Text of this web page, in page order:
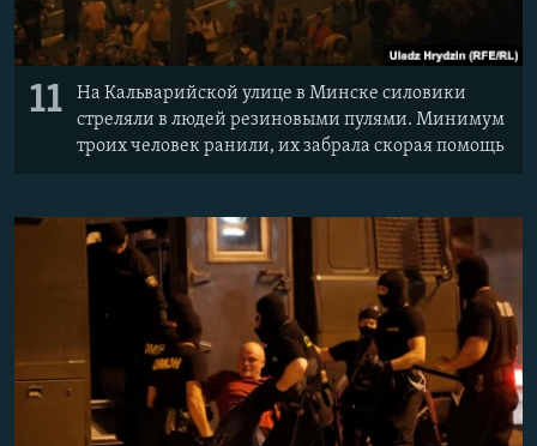
11
На Кальварийской улице в Минске силовики
стреляли в людей резиновыми пулями. Минимум
троих человек ранили, их забрала скорая помощь